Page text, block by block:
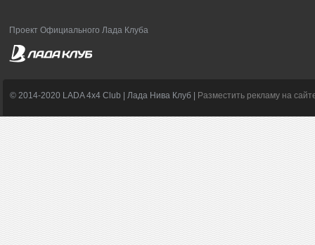
Проект Официального Лада Клуба
© 2014-2020 LADA 4x4 Club | Лада Нива Клуб | Разместить рекламу на